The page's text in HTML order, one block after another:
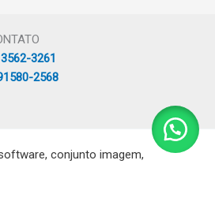
3261
2568
conjunto imagem,